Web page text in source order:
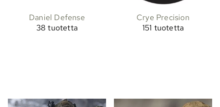
Daniel Defense
38 tuotetta
Crye Precision
151 tuotetta